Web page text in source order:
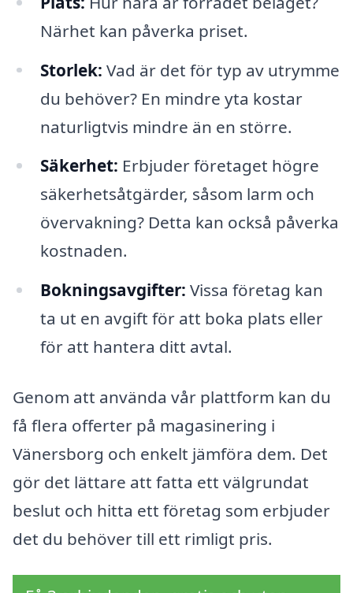
Närhet kan påverka priset.
Storlek: Vad är det för typ av utrymme
du behöver? En mindre yta kostar
naturligtvis mindre än en större.
Säkerhet: Erbjuder företaget högre
säkerhetsåtgärder, såsom larm och
övervakning? Detta kan också påverka
kostnaden.
Bokningsavgifter: Vissa företag kan
ta ut en avgift för att boka plats eller
för att hantera ditt avtal.
Genom att använda vår plattform kan du
få flera offerter på magasinering i
Vänersborg och enkelt jämföra dem. Det
gör det lättare att fatta ett välgrundat
beslut och hitta ett företag som erbjuder
det du behöver till ett rimligt pris.